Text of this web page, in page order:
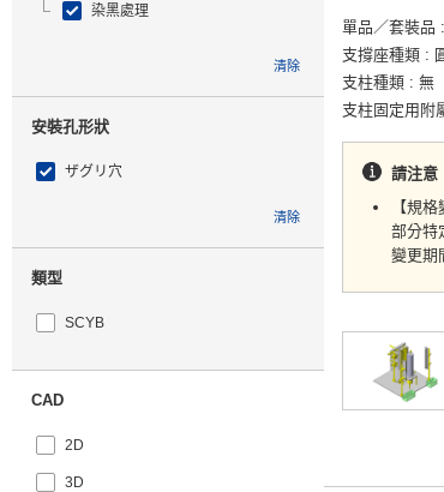
染黑處理
清除
安裝孔形狀
ザグリ穴
清除
類型
SCYB
CAD
2D
3D
單品／套裝品
支撐座種類
支柱種類
無
支柱固定用附
請注意
【規
部分特
變更期